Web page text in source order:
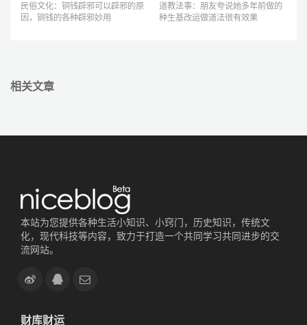
民俗文化：铜钱辟邪可以辟邪的原
因，铜钱的各种辟邪妙用
道教法事：朋友夸说她多年前做的
种生基改运做道法很有效果
相关文章
本站为您提供各种生活小知识、小窍门，历史知识，传统文
化，现代科技等内容，致力于打造一个共同学习共同进步的交
流网站。
财库财运